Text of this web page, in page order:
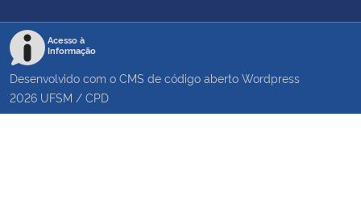
Acesso à
Informação
Desenvolvido com o CMS de código aberto Wordpress
2026 UFSM / CPD